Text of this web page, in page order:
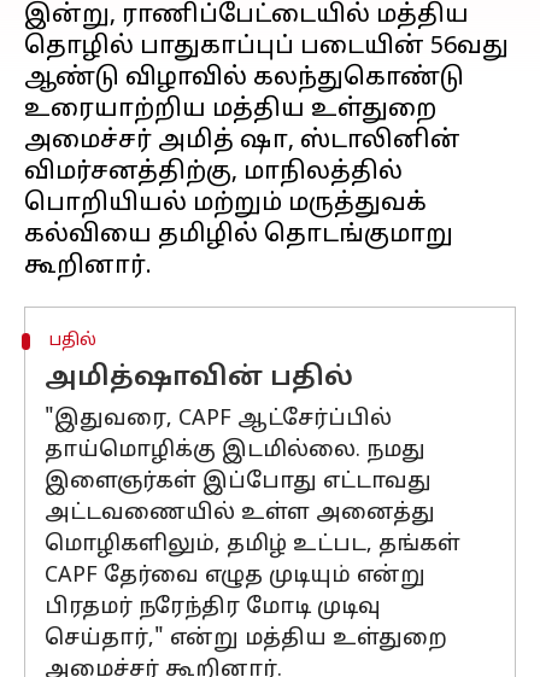
இன்று, ராணிப்பேட்டையில் மத்திய
தொழில் பாதுகாப்புப் படையின் 56வது
ஆண்டு விழாவில் கலந்துகொண்டு
உரையாற்றிய மத்திய உள்துறை
அமைச்சர் அமித் ஷா, ஸ்டாலினின்
விமர்சனத்திற்கு, மாநிலத்தில்
பொறியியல் மற்றும் மருத்துவக்
கல்வியை தமிழில் தொடங்குமாறு
பதில்
அமித்ஷாவின் பதில்
"இதுவரை, CAPF ஆட்சேர்ப்பில்
தாய்மொழிக்கு இடமில்லை. நமது
இளைஞர்கள் இப்போது எட்டாவது
அட்டவணையில் உள்ள அனைத்து
மொழிகளிலும், தமிழ் உட்பட, தங்கள்
CAPF தேர்வை எழுத முடியும் என்று
பிரதமர் நரேந்திர மோடி முடிவு
செய்தார்," என்று மத்திய உள்துறை
அமைச்சர் கூறினார்.